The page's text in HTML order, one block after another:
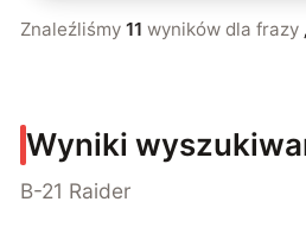
Znaleźliśmy 11 wyników dla frazy
Wyniki
B-21 Raider